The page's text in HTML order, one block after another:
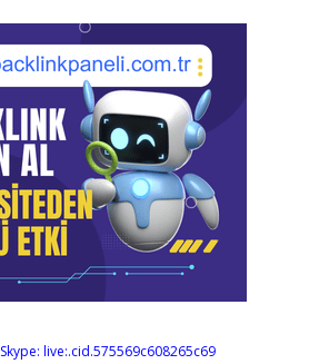
Skype: live:.cid.575569c608265c69